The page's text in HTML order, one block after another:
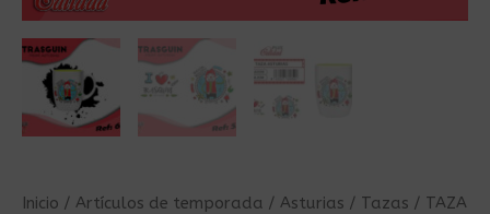
Inicio / Artículos de temporada / Asturias / Tazas / TAZA